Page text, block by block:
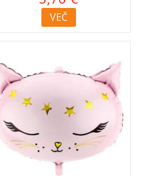
VEČ